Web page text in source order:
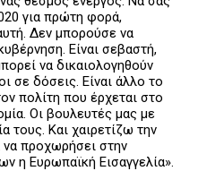
για πρώτη φορά,
Δεν μπορούσε να
Είναι σεβαστή,
να δικαιολογηθούν
σε δόσεις. Είναι άλλο το
πολίτη που έρχεται στο
Οι βουλευτές μας με
τους. Και χαιρετίζω την
προχωρήσει στην
η Ευρωπαϊκή Εισαγγελία».